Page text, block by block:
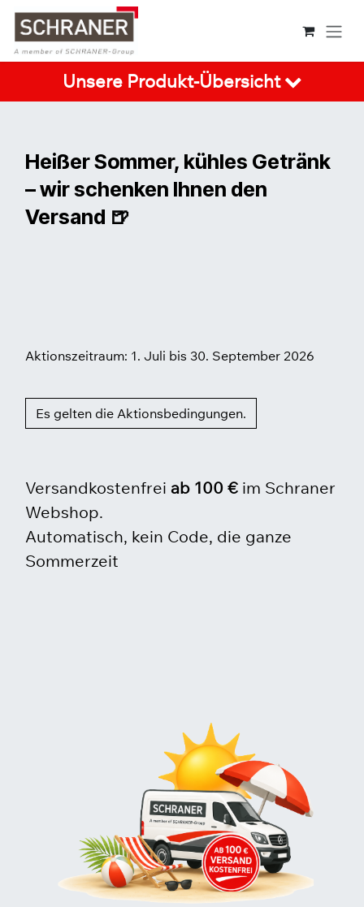
Zum Inhalt springen
Unsere Produkt-Übersicht
Heißer Sommer, kühles Getränk
– wir schenken Ihnen den
Versand 🍺
Aktionszeitraum: 1. Juli bis 30. September 2026
Es gelten die Aktionsbedingungen.
Versandkostenfrei ab 100 € im Schraner
Webshop.
Automatisch, kein Code, die ganze
Sommerzeit